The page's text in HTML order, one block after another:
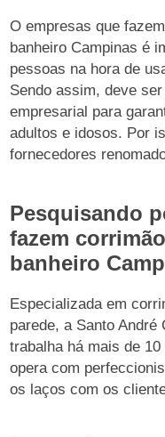
O empresas que
banheiro Campinas é
pessoas na hora de
Sendo assim, deve
empresarial para
adultos e idosos. Por
fornecedores
Pesquisando
fazem
banheiro
Especializada em
parede, a Santo
trabalha há mais de
opera com
os laços com os